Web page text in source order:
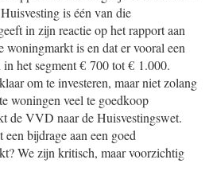
is één van die
in zijn reactie op het rapport aan
woningmarkt is en dat er vooral een
het segment € 700 tot € 1.000.
om te investeren, maar niet zolang
woningen veel te goedkoop
de VVD naar de Huisvestingswet.
bijdrage aan een goed
We zijn kritisch, maar voorzichtig